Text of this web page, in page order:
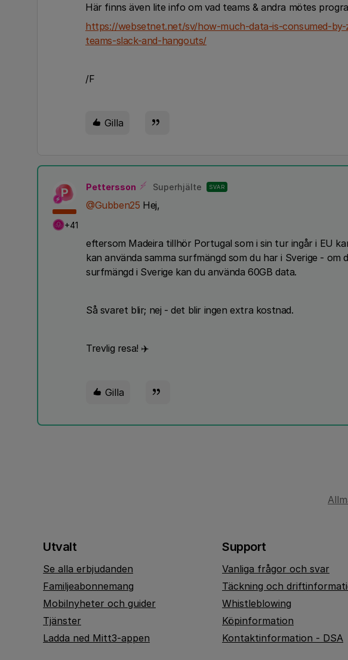
Här finns även lite info om vad teams & andra mötes
https://websetnet.net/sv/how-much-data-is-consumed-
teams-slack-and-hangouts/
/F
Gilla
P
+41
Pettersson Superhjälte SVAR
@Gubben25 Hej,
eftersom Madeira tillhör Portugal som i sin tur ingår i EU
kan använda samma surfmängd som du har i Sverige - om
surfmängd i Sverige kan du använda 60GB data.
Så svaret blir; nej - det blir ingen extra kostnad.
Trevlig resa! ✈️
Gilla
Utvalt
Se alla erbjudanden
Familjeabonnemang
Mobilnyheter och guider
Tjänster
Ladda ned Mitt3-appen
Support
Vanliga frågor och svar
Täckning och
Whistleblowing
Köpinformation
Kontaktinformation - DSA